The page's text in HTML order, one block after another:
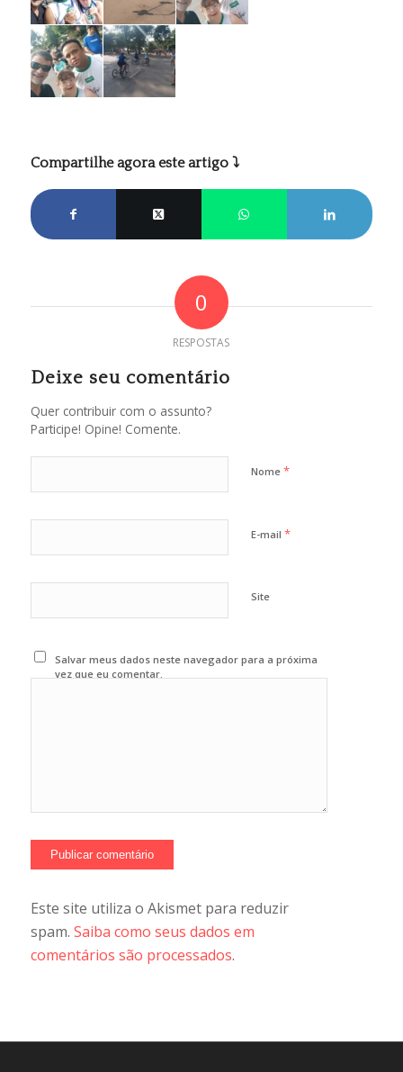
Compartilhe agora este artigo ⤵
0
RESPOSTAS
Deixe seu comentário
Quer contribuir com o assunto?
Participe! Opine! Comente.
Nome *
E-mail *
Site
Salvar meus dados neste navegador para a próxima
vez que eu comentar.
Este site utiliza o Akismet para reduzir
spam. Saiba como seus dados em
comentários são processados.